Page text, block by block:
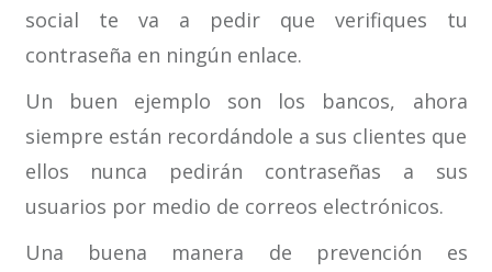
social te va a pedir que verifiques tu
contraseña en ningún enlace.
Un buen ejemplo son los bancos, ahora
siempre están recordándole a sus clientes que
ellos nunca pedirán contraseñas a sus
usuarios por medio de correos electrónicos.
Una buena manera de prevención es